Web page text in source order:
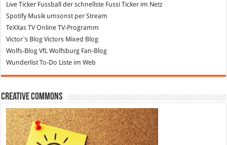
Live Ticker Fussball
der schnellste Fussi Ticker im Netz
SpotifyMusik umsonst per Stream
TeXXas TVOnline TV-Programm
Victor's Blog Victors Mixed Blog
Wolfs-Blog VfL Wolfsburg Fan-Blog
WunderlistTo-Do Liste im Web
Creative Commons